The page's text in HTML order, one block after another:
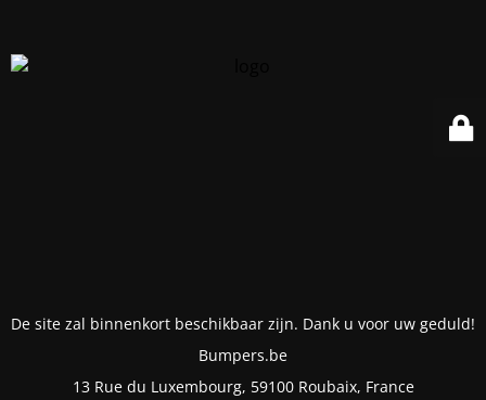
De site zal binnenkort beschikbaar zijn. Dank u voor uw geduld!
Bumpers.be
13 Rue du Luxembourg, 59100 Roubaix, France